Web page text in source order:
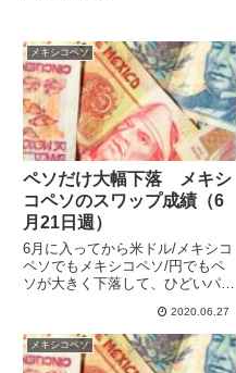
メキシコペソ
ペソだけ大幅下落 メキシ
コペソのスワップ成績（6
月21日週）
6月に入ってから米ドル/メキシコ
ペソでもメキシコペソ/円でもペ
ソが大きく下落して、ひどいパフ
にいったんペソが上昇に転じて反
転を期待しましたが、再度下落し
て結局マイナスで終わっていま
2020.06.27
メキシコペソ